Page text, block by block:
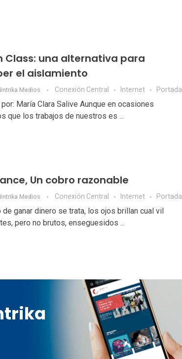
Class: una alternativa para
el aislamiento
Medios Conexión Central Internet Portada
María Clara Salive Aunque en ocasiones
que los trabajos de nuestros es ...
Un cobro razonable
Medios Conexión Central Internet Portada
de ganar dinero se trata, los ojos brillan cual vil
pero no brutos, enseguesidos ...